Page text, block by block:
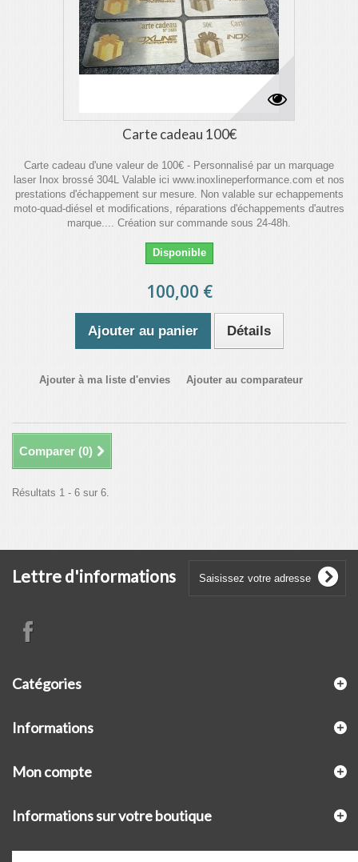
Carte cadeau 100€
Carte cadeau d'une valeur de 100€ - Personnalisé par un marquage
laser Inox brossé 304L Valable ici www.inoxlineperformance.com et nos
prestations d'échappement sur mesure. Non valable sur echappements
moto-quad-diésel et modifications, réparations d'échappements d'autres
marque.... Création sur commande sous 24-48h.
Disponible
100,00 €
Ajouter au panier Détails
Ajouter à ma liste d'envies Ajouter au comparateur
Comparer (0)
Résultats 1 - 6 sur 6.
Lettre d'informations
Catégories
Informations
Mon compte
Informations sur votre boutique